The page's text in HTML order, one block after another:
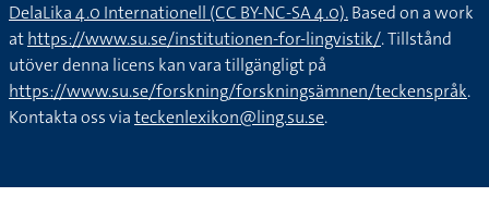
DelaLika 4.0 Internationell (CC BY-NC-SA 4.0).Based on a work
athttps://www.su.se/institutionen-for-lingvistik/. Tillstånd
utöver denna licens kan vara tillgängligt på
https://www.su.se/forskning/forskningsämnen/teckenspråk.
Kontakta oss viateckenlexikon@ling.su.se.